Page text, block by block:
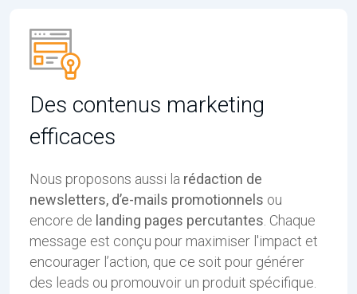
Des contenus marketing
efficaces
Nous proposons aussi la rédaction de
newsletters, d’e-mails promotionnels ou
encore de landing pages percutantes. Chaque
message est conçu pour maximiser l'impact et
encourager l’action, que ce soit pour générer
des leads ou promouvoir un produit spécifique.